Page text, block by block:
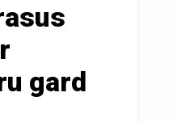
gard